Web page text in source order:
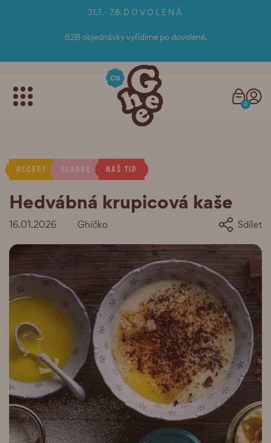
31.7. - 7.8. D O V O L E N Á
B2B objednávky vyřídíme po dovolené.
0
RECEPT SLADKÉ NÁŠ TIP
Hedvábná krupicová kaše
16.01.2026 Ghíčko Sdílet